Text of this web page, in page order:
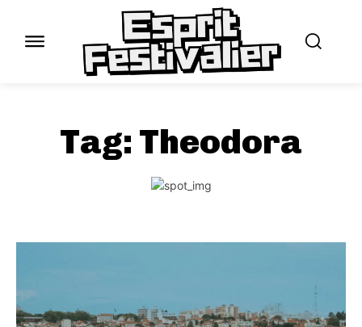
Tag: Theodora